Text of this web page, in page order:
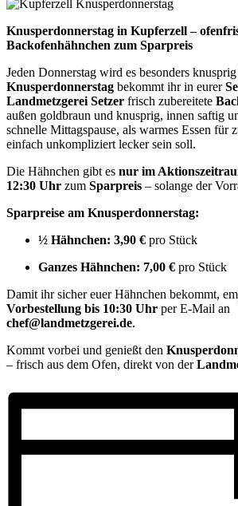
Knusperdonnerstag in Kupferzell –
Backofenhähnchen zum Sparpreis
Jeden Donnerstag wird es besonders
Knusperdonnerstag bekommt ihr in eurer
Landmetzgerei Setzer frisch zubereitete
außen goldbraun und knusprig, innen saftig
schnelle Mittagspause, als warmes Essen für
einfach unkompliziert lecker sein soll.
Die Hähnchen gibt es nur im
12:30 Uhr zum Sparpreis – solange der
Sparpreise am Knusperdonnerstag:
½ Hähnchen: 3,90 € pro Stück
Ganzes Hähnchen: 7,00 € pro Stück
Damit ihr sicher euer Hähnchen bekommt,
Vorbestellung bis 10:30 Uhr per E-Mail an
chef@landmetzgerei.de.
Kommt vorbei und genießt den
– frisch aus dem Ofen, direkt von der